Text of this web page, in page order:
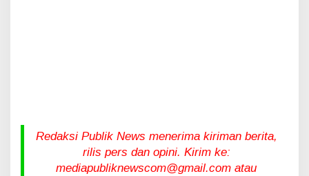
Redaksi Publik News menerima kiriman berita,
rilis pers dan opini. Kirim ke:
mediapubliknewscom@gmail.com atau